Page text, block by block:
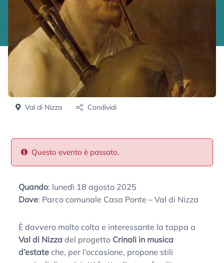
Val di Nizza Condividi
Questo evento è passato.
Quando: lunedì 18 agosto 2025
Dove: Parco comunale Casa Ponte – Val di Nizza
È davvero molto colta e interessante la tappa a
Val di Nizza del progetto Crinali in musica
d’estate che, per l’occasione, propone stili